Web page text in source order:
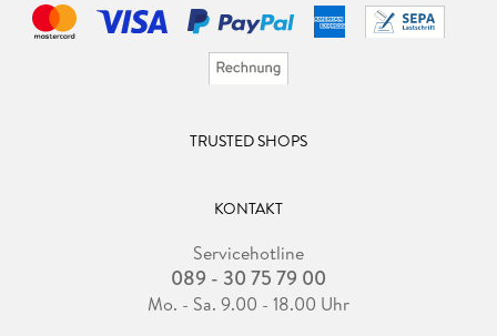
TRUSTED SHOPS
KONTAKT
Servicehotline
089 - 30 75 79 00
Mo. - Sa. 9.00 - 18.00 Uhr